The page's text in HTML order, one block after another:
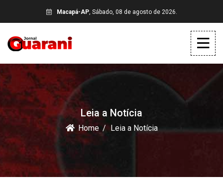
Macapá-AP, Sábado, 08 de agosto de 2026.
Leia a Notícia
Home Leia a Notícia